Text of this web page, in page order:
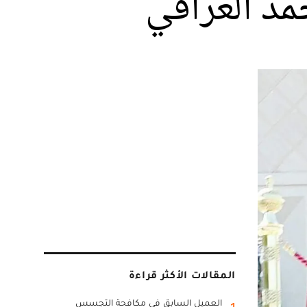
المقالات الأكثر قراءة
العميل السابق في مكافحة التجسس